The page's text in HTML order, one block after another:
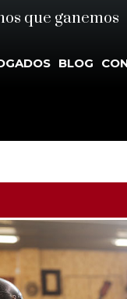
que ganemos
BLOG